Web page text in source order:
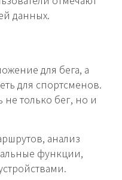
данных.
для бега, а
для спортсменов.
не только бег, но и
анализ
функции,